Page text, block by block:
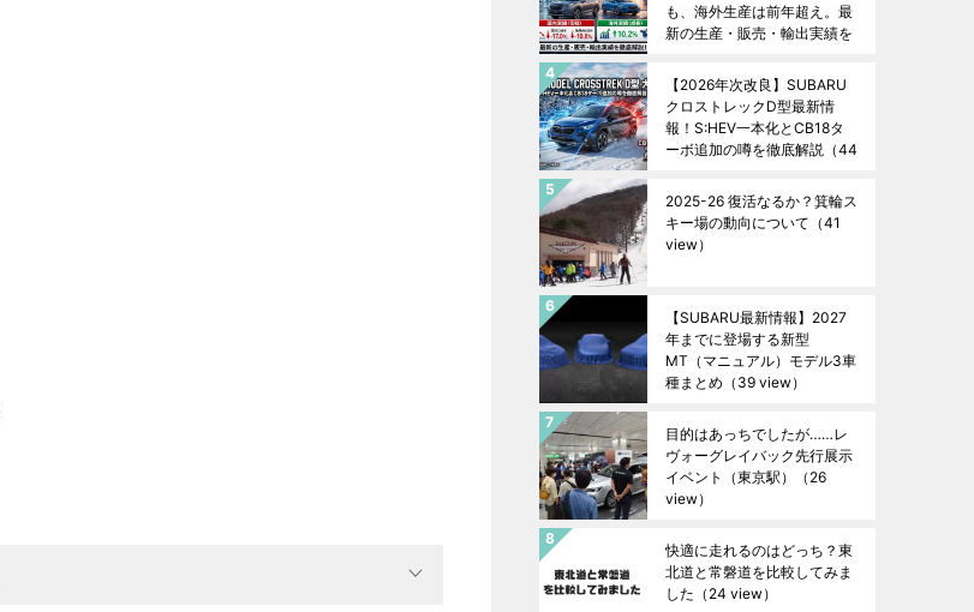
も、海外生産は前年超え。最
新の生産・販売・輸出実績を
【2026年次改良】SUBARU
クロストレックD型最新情
報！S:HEV一本化とCB18タ
ーボ追加の噂を徹底解説 （44
2025-26 復活なるか？箕輪ス
キー場の動向について （41
view）
【SUBARU最新情報】2027
年までに登場する新型
MT（マニュアル）モデル3車
種まとめ （39 view）
目的はあっちでしたが……レ
ヴォーグレイバック先行展示
イベント（東京駅）
（26
view）
快適に走れるのはどっち？東
北道と常磐道を比較してみま
した （24 view）